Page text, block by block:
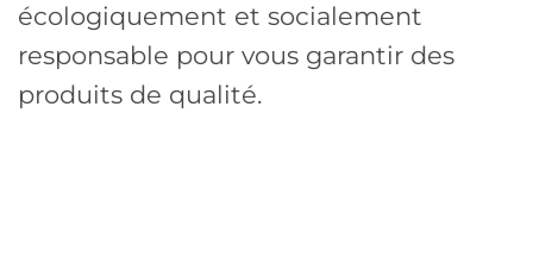
écologiquement et socialement
responsable pour vous garantir des
produits de qualité.